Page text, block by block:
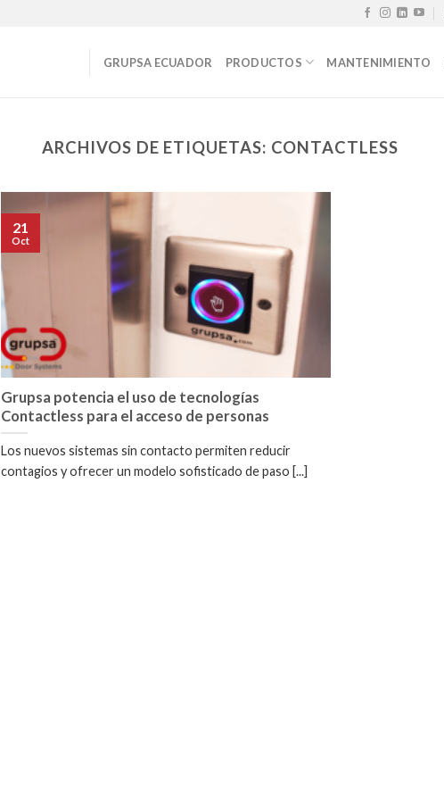
GRUPSA ECUADOR PRODUCTOS MANTENIMIENTO
ARCHIVOS DE ETIQUETAS: CONTACTLESS
Grupsa potencia el uso de tecnologías
Contactless para el acceso de personas
Los nuevos sistemas sin contacto permiten reducir
contagios y ofrecer un modelo sofisticado de paso [...]
21
Oct